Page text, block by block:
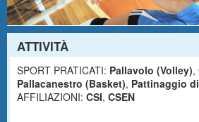
ATTIVITÀ
SPORT PRATICATI: Pallavolo (Volley),
Pallacanestro (Basket), Pattinaggio
AFFILIAZIONI: CSI, CSEN